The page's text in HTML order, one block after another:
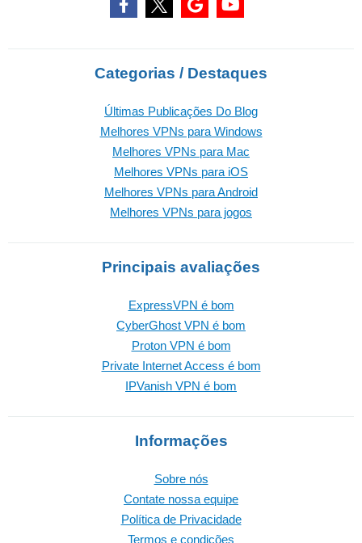
Categorias / Destaques
Últimas Publicações Do Blog
Melhores VPNs para Windows
Melhores VPNs para Mac
Melhores VPNs para iOS
Melhores VPNs para Android
Melhores VPNs para jogos
Principais avaliações
ExpressVPN é bom
CyberGhost VPN é bom
Proton VPN é bom
Private Internet Access é bom
IPVanish VPN é bom
Informações
Sobre nós
Contate nossa equipe
Política de Privacidade
Termos e condições